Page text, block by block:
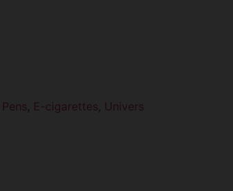
, E-cigarettes, Univers